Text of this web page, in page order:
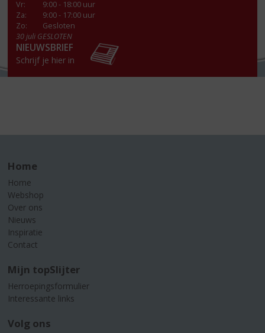
Vr:
9:00 - 18:00 uur
Za:
9:00 - 17:00 uur
Zo:
Gesloten
30 juli GESLOTEN
NIEUWSBRIEF
Schrijf je hier in
Home
Home
Webshop
Over ons
Nieuws
Inspiratie
Contact
Mijn topSlijter
Herroepingsformulier
Interessante links
Volg ons